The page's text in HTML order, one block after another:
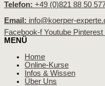
Telefon: +49 (0)821 88 50
Email: info@koerper-
Facebook-f Youtube Pinterest
MENÜ
Home
Online-Kurse
Infos & Wissen
Über Uns